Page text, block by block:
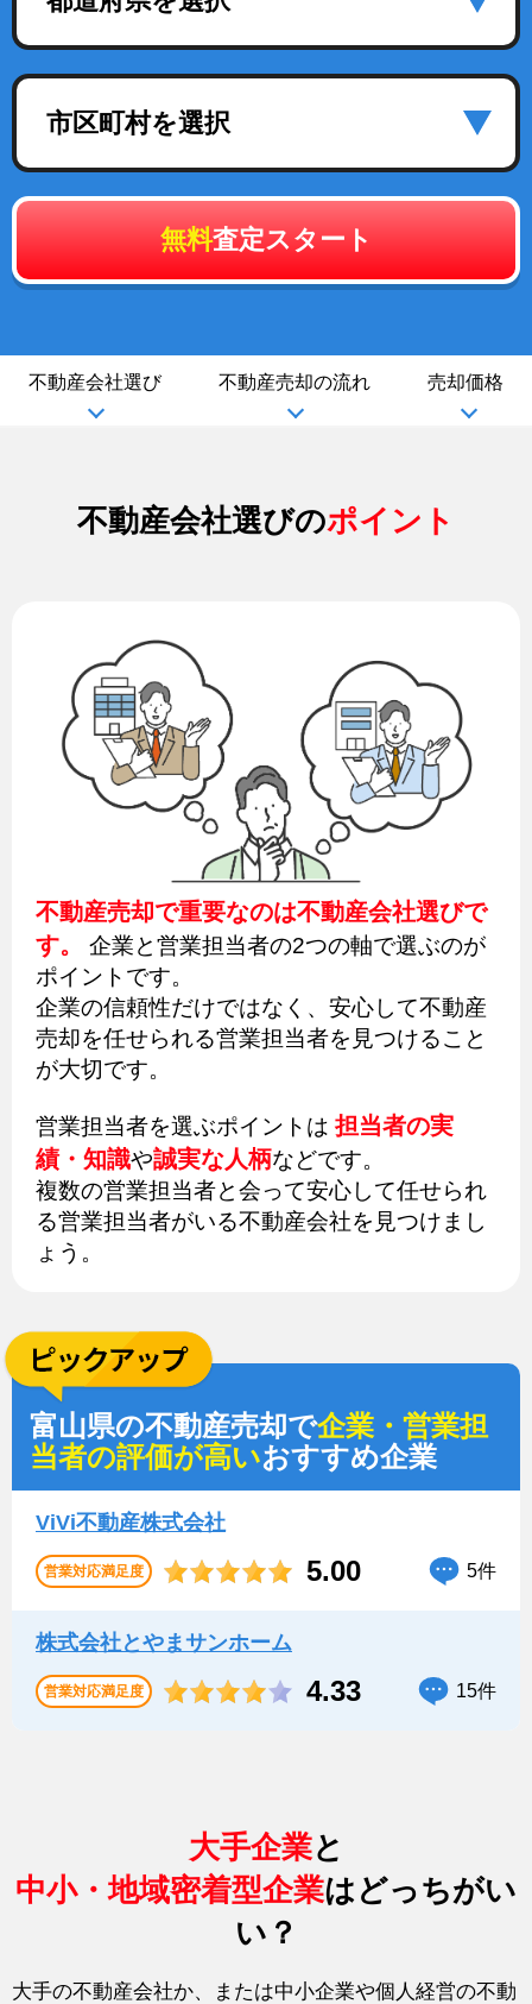
市区町村を選択
無料査定スタート
不動産会社選び 不動産売却の流れ 売却価格
不動産会社選びのポイント
不動産売却で重要なのは不動産会社選びで
す。
企業と営業担当者の2つの軸で選ぶのが
ポイントです。
企業の信頼性だけではなく、安心して不動産
売却を任せられる営業担当者を見つけること
が大切です。
営業担当者を選ぶポイントは 担当者の実
績・知識や誠実な人柄などです。
複数の営業担当者と会って安心して任せられ
る営業担当者がいる不動産会社を見つけまし
ょう。
富山県の不動産売却で企業・営業担
当者の評価が高いおすすめ企業
ViVi不動産株式会社
営業対応満足度 5.00 5件
株式会社とやまサンホーム
営業対応満足度 4.33 15件
大手企業と
中小・地域密着型企業はどっちがい
い？
大手の不動産会社か、または中小企業や個人経営の不動